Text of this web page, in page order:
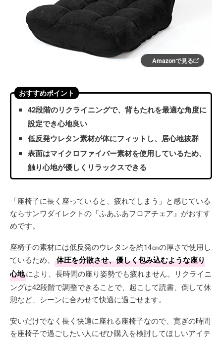
Amazonで見る
おすすめポイント
42段階のリクライニングで、背もたれを最適な角度に
設定でき心地良い
低反発ウレタン素材が体にフィットし、居心地抜群
表面はマイクロファイバー素材を使用しているため、
触り心地が優しくリラックスできる
「座椅子に長く座っていると、疲れてしまう」と感じている
ならサンワダイレクトの『ふあふあフロアチェア』がおすす
めです。
座椅子の素材には低反発のウレタンを約14㎝の厚さで使用し
ているため、
体圧を分散させ、優しく包み込むような座り
心地により、長時間の座り姿勢でも疲れません。リクライニ
ングは42段階で調整できることで、起こして読書、倒して休
憩など、シーンに合わせて快適に過ごせます。
安いだけでなく長く快適に座れる座椅子なので、寛ぎの時間
を座椅子で過ごしたい人にぜひ購入を検討してほしいアイテ